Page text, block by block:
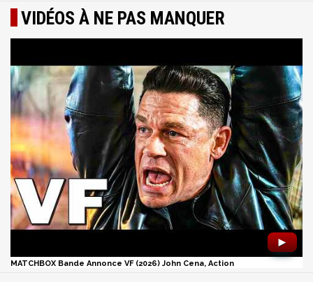
VIDÉOS À NE PAS MANQUER
►
MATCHBOX Bande Annonce VF (2026) John Cena, Action